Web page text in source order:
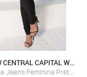
Cintura Alta Empina o
CENTRAL CAPITAL WEAR
Jeans Feminina Preto